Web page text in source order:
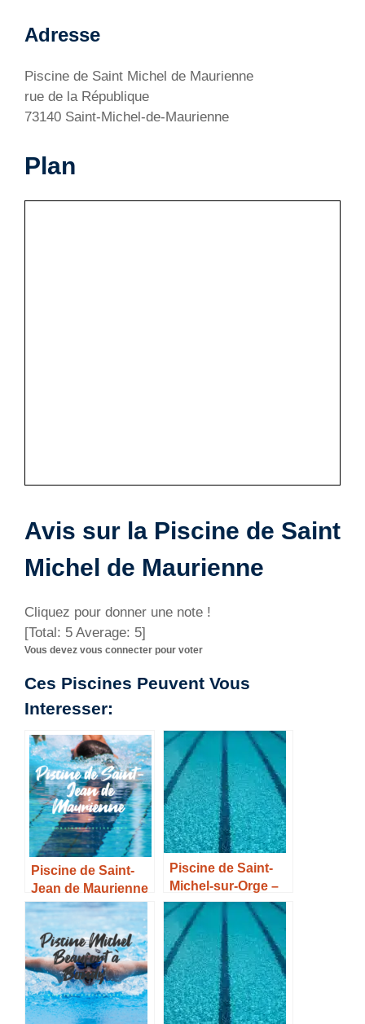
Adresse
Piscine de Saint Michel de Maurienne
rue de la République
73140 Saint-Michel-de-Maurienne
Plan
Avis sur la Piscine de Saint
Michel de Maurienne
Cliquez pour donner une note !
[Total: 5 Average: 5]
Vous devez vous connecter pour voter
Ces Piscines Peuvent Vous
Interesser:
Piscine de Saint-
Jean de Maurienne
– Horaires, Tarifs et
Infos –
Piscine de Saint-
Michel-sur-Orge –
Horaires, Tarifs et
Infos –